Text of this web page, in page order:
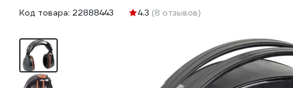
Код товара: 22888443 4.3 (8 отзывов)